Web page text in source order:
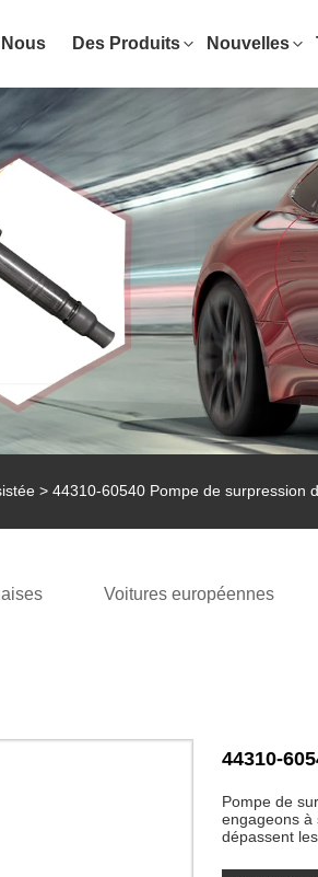
Des Produits Nouvelles
> 44310-60540 Pompe de surpression
Voitures européennes
44310-
Pompe de
engageons à
dépassent